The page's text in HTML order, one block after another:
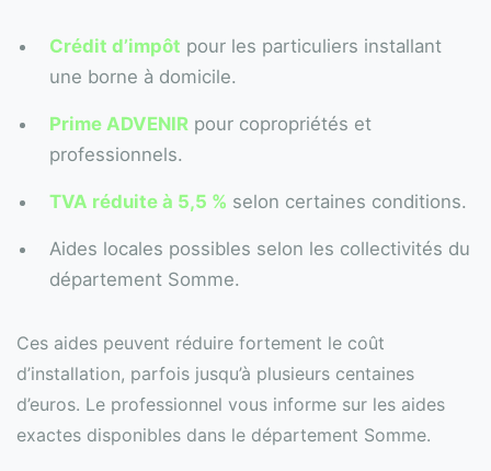
Crédit d’impôt pour les particuliers installant
une borne à domicile.
Prime ADVENIR pour copropriétés et
professionnels.
TVA réduite à 5,5 % selon certaines conditions.
Aides locales possibles selon les collectivités du
département Somme.
Ces aides peuvent réduire fortement le coût
d’installation, parfois jusqu’à plusieurs centaines
d’euros. Le professionnel vous informe sur les aides
exactes disponibles dans le département Somme.